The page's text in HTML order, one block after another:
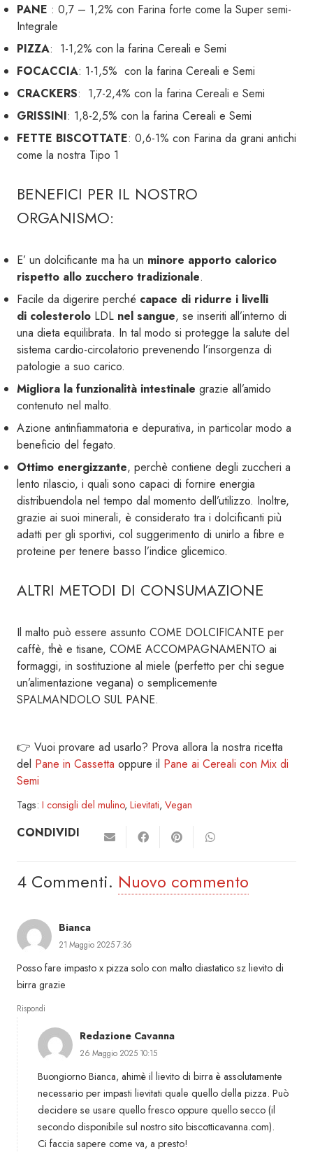
PANE : 0,7 – 1,2% con Farina forte come la Super semi-
Integrale
PIZZA: 1-1,2% con la farina Cereali e Semi
FOCACCIA: 1-1,5% con la farina Cereali e Semi
CRACKERS: 1,7-2,4% con la farina Cereali e Semi
GRISSINI: 1,8-2,5% con la farina Cereali e Semi
FETTE BISCOTTATE: 0,6-1% con Farina da grani antichi
come la nostra Tipo 1
BENEFICI PER IL NOSTRO
ORGANISMO:
E’ un dolcificante ma ha un minore apporto calorico
rispetto allo zucchero tradizionale.
Facile da digerire perché capace di ridurre i livelli
di colesterolo LDL nel sangue, se inseriti all’interno di
una dieta equilibrata. In tal modo si protegge la salute del
sistema cardio-circolatorio prevenendo l’insorgenza di
patologie a suo carico.
Migliora la funzionalità intestinale grazie all’amido
contenuto nel malto.
Azione antinfiammatoria e depurativa, in particolar modo a
beneficio del fegato.
Ottimo energizzante, perchè contiene degli zuccheri a
lento rilascio, i quali sono capaci di fornire energia
distribuendola nel tempo dal momento dell’utilizzo. Inoltre,
grazie ai suoi minerali, è considerato tra i dolcificanti più
adatti per gli sportivi, col suggerimento di unirlo a fibre e
proteine per tenere basso l’indice glicemico.
ALTRI METODI DI CONSUMAZIONE
Il malto può essere assunto COME DOLCIFICANTE per
caffè, thè e tisane, COME ACCOMPAGNAMENTO ai
formaggi, in sostituzione al miele (perfetto per chi segue
un’alimentazione vegana) o semplicemente
SPALMANDOLO SUL PANE.
👉 Vuoi provare ad usarlo? Prova allora la nostra ricetta
del Pane in Cassetta oppure il Pane ai Cereali con Mix di
Semi
Tags: I consigli del mulino, Lievitati, Vegan
CONDIVIDI
4 Commenti. Nuovo commento
Bianca
21 Maggio 2025 7:36
Posso fare impasto x pizza solo con malto diastatico sz lievito di
birra grazie
Rispondi
Redazione Cavanna
26 Maggio 2025 10:15
Buongiorno Bianca, ahimè il lievito di birra è assolutamente
necessario per impasti lievitati quale quello della pizza. Può
decidere se usare quello fresco oppure quello secco (il
secondo disponibile sul nostro sito biscotticavanna.com).
Ci faccia sapere come va, a presto!